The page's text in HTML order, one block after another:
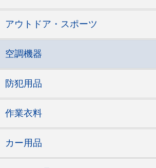
アウトドア・スポーツ
空調機器
防犯用品
作業衣料
カー用品